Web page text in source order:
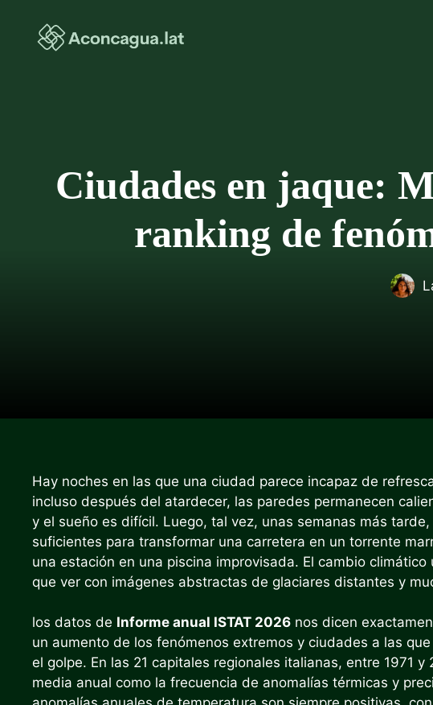
contenido
Ciudades en jaque:
ranking de
Hay noches en las que una ciudad parece incapaz de
incluso después del atardecer, las paredes permanecen
y el sueño es difícil. Luego, tal vez, unas semanas más
suficientes para transformar una carretera en un torrente
una estación en una piscina improvisada. El cambio
que ver con imágenes abstractas de glaciares distantes y
los datos de Informe anual ISTAT 2026 nos dicen
un aumento de los fenómenos extremos y ciudades a las
el golpe. En las 21 capitales regionales italianas, entre 1971
media anual como la frecuencia de anomalías térmicas y